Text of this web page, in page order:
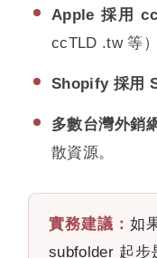
Apple 採用
ccTLD .tw 等
Shopify 採用
多數台灣外銷
散資源。
實務建議： 如
subfolder 起步